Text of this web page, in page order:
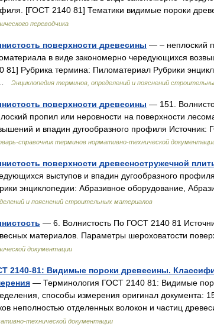
[ГОСТ 2140 81] Тематики видимые пороки
переводчика
поверхности древесины — – неплоский
в виде закономерно чередующихся
81] Рубрика термина: Пиломатериал Рубрики
Энциклопедия терминов, определений и пояснений
поверхности древесины — 151.
пропил или неровности на поверхности
и впадин дугообразного профиля
справочник терминов нормативно-технической
поверхности древесностружечной
выступов и впадин дугообразного
энциклопедии: Абразивное оборудование,
и пояснений строительных материалов
— 6. Волнистость По ГОСТ 2140 81
материалов. Параметры шероховатости
документации
2140-81: Видимые пороки древесины.
— Терминология ГОСТ 2140 81: Видимые
способы измерения оригинал документа:
неполностью отделенных волокон и частиц
технической документации